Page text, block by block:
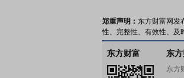
郑重声明： 东方财富网发
性、完整性、有效性、及
东方财富 东
东方